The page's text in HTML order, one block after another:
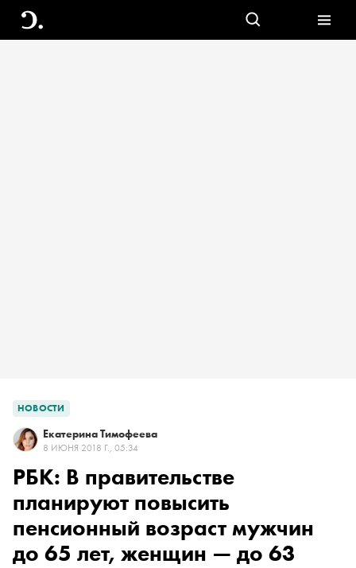
НОВОСТИ
Екатерина Тимофеева
8 ИЮНЯ 2018 Г., 05:34
РБК: В правительстве
планируют повысить
пенсионный возраст мужчин
до 65 лет, женщин — до 63